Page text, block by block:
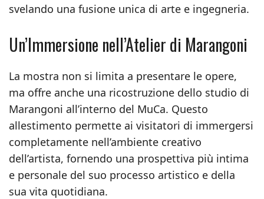
svelando una fusione unica di arte e ingegneria.
Un’Immersione nell’Atelier di Marangoni
La mostra non si limita a presentare le opere,
ma offre anche una ricostruzione dello studio di
Marangoni all’interno del MuCa. Questo
allestimento permette ai visitatori di immergersi
completamente nell’ambiente creativo
dell’artista, fornendo una prospettiva più intima
e personale del suo processo artistico e della
sua vita quotidiana.